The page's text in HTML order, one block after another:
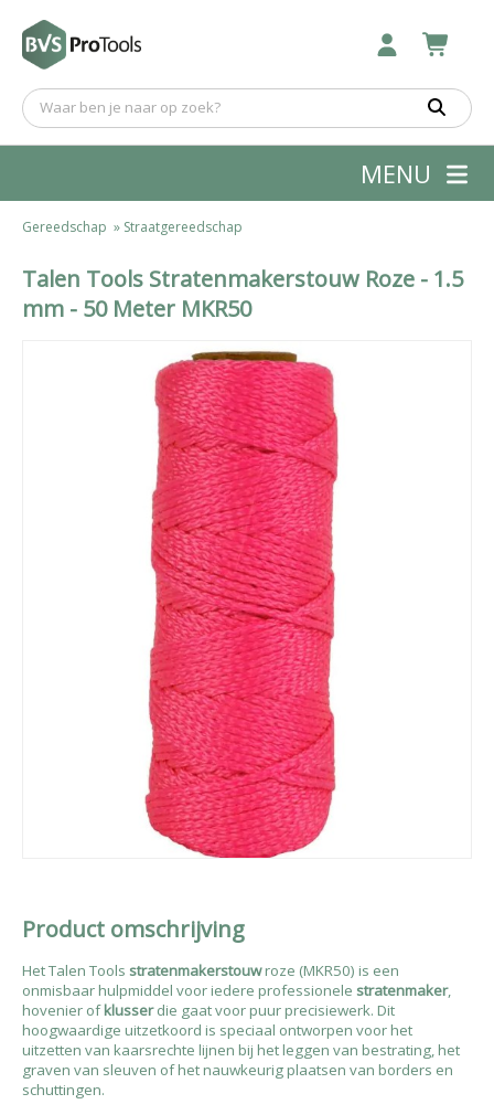
MENU
Gereedschap » Straatgereedschap
Talen Tools Stratenmakerstouw Roze - 1.5
mm - 50 Meter MKR50
Product omschrijving
Het Talen Tools stratenmakerstouwroze (MKR50) is een
onmisbaar hulpmiddel voor iedere professionele stratenmaker,
hovenier ofklusserdie gaat voor puur precisiewerk. Dit
hoogwaardige uitzetkoord is speciaal ontworpen voor het
uitzetten van kaarsrechte lijnen bij het leggen van bestrating, het
graven van sleuven of het nauwkeurig plaatsen van borders en
schuttingen.